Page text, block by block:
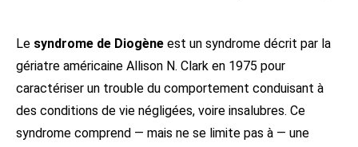
Le syndrome de Diogène est un syndrome décrit par la
gériatre américaine Allison N. Clark en 1975 pour
caractériser un trouble du comportement conduisant à
des conditions de vie négligées, voire insalubres. Ce
syndrome comprend — mais ne se limite pas à — une